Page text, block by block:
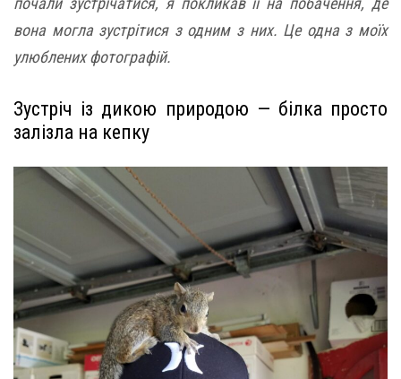
вона могла зустрітися з одним з них. Це одна з моїх
улюблених фотографій.
Зустріч із дикою природою — білка просто
залізла на кепку